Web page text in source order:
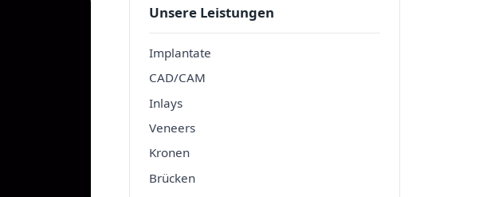
Unsere Leistungen
Implantate
CAD/CAM
Inlays
Veneers
Kronen
Brücken